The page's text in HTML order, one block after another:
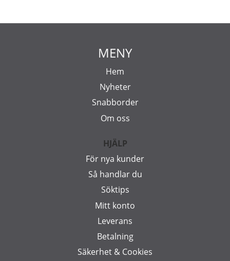
MENY
Hem
Nyheter
Snabborder
Om oss
HJÄLP
För nya kunder
Så handlar du
Söktips
Mitt konto
Leverans
Betalning
Säkerhet & Cookies